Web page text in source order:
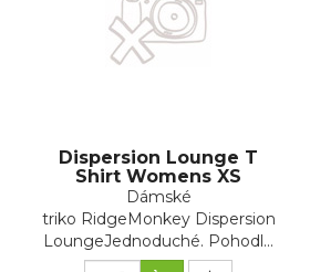
Dispersion Lounge T
Shirt Womens XS
Dámské
triko RidgeMonkey Dispersion
LoungeJednoduché. Pohodl...